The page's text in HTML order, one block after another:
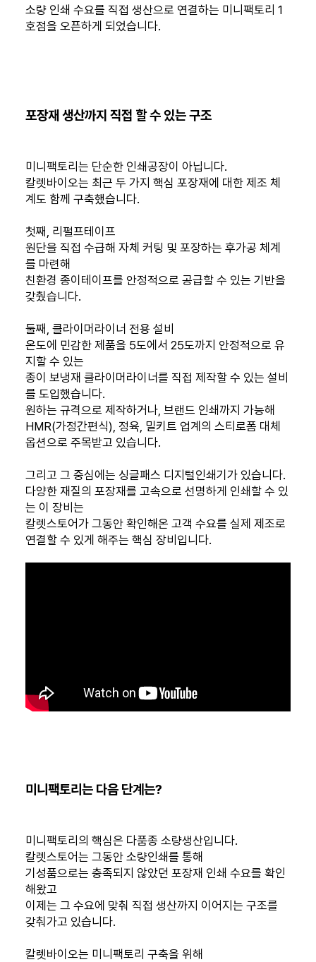
소량 인쇄 수요를 직접 생산으로 연결하는 미니팩토리 1
호점을 오픈하게 되었습니다.
포장재 생산까지 직접 할 수 있는 구조
미니팩토리는 단순한 인쇄공장이 아닙니다.
칼렛바이오는 최근 두 가지 핵심 포장재에 대한 제조 체
계도 함께 구축했습니다.
첫째, 리펄프테이프
원단을 직접 수급해 자체 커팅 및 포장하는 후가공 체계
를 마련해
친환경 종이테이프를 안정적으로 공급할 수 있는 기반을
갖췄습니다.
둘째, 클라이머라이너 전용 설비
온도에 민감한 제품을 5도에서 25도까지 안정적으로 유
지할 수 있는
종이 보냉재 클라이머라이너를 직접 제작할 수 있는 설비
를 도입했습니다.
원하는 규격으로 제작하거나, 브랜드 인쇄까지 가능해
HMR(가정간편식), 정육, 밀키트 업계의 스티로폼 대체
옵션으로 주목받고 있습니다.
그리고 그 중심에는 싱글패스 디지털인쇄기가 있습니다.
다양한 재질의 포장재를 고속으로 선명하게 인쇄할 수 있
는 이 장비는
칼렛스토어가 그동안 확인해온 고객 수요를 실제 제조로
연결할 수 있게 해주는 핵심 장비입니다.
미니팩토리는 다음 단계는?
미니팩토리의 핵심은 다품종 소량생산입니다.
칼렛스토어는 그동안 소량인쇄를 통해
기성품으로는 충족되지 않았던 포장재 인쇄 수요를 확인
해왔고
이제는 그 수요에 맞춰 직접 생산까지 이어지는 구조를
갖춰가고 있습니다.
칼렛바이오는 미니팩토리 구축을 위해